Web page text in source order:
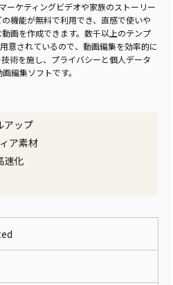
ーケティングビデオや家族のストーリー
機能が無料で利用でき、直感で使いや
画を作成できます。数千以上のテンプ
意されているので、動画編集を効率的に
術を施し、プライバシーと個人データ
編集ソフトです。
アップ
ア素材
速化